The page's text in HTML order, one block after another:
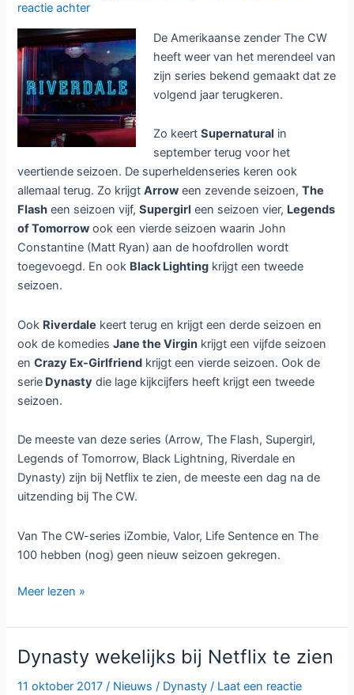
reactie achter
De Amerikaanse zender The CW
heeft weer van het merendeel van
zijn series bekend gemaakt dat ze
volgend jaar terugkeren.
Zo keertSupernatural in
september terug voor het
veertiende seizoen. De superheldenseries keren ook
allemaal terug. Zo krijgtArrow een zevende seizoen,The
Flash een seizoen vijf,Supergirl een seizoen vier, Legends
of Tomorrow ook een vierde seizoen waarin John
Constantine (Matt Ryan) aan de hoofdrollen wordt
toegevoegd. En ook Black Lighting krijgt een tweede
seizoen.
Ook Riverdale keert terug en krijgt een derde seizoen en
ook de komediesJane the Virgin krijgt een vijfde seizoen
enCrazy Ex-Girlfriend krijgt een vierde seizoen. Ook de
serie Dynasty die lage kijkcijfers heeft krijgt een tweede
seizoen.
De meeste van deze series (Arrow, The Flash, Supergirl,
Legends of Tomorrow, Black Lightning, Riverdale en
Dynasty) zijn bij Netflix te zien, de meeste een dag na de
uitzending bij The CW.
Van The CW-series iZombie, Valor, Life Sentence en The
100 hebben (nog) geen nieuw seizoen gekregen.
The
geeft
onder
andere
Arrow
Meer lezen »
Dynasty wekelijks bij Netflix te zien
11 oktober 2017/ Nieuws / Dynasty / Laat een reactie